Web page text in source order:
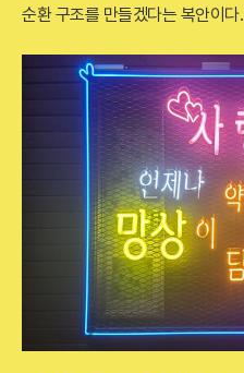
순환 구조를 만들겠다는 복안이다.